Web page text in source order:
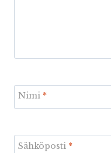
Nimi *
Sähköposti *